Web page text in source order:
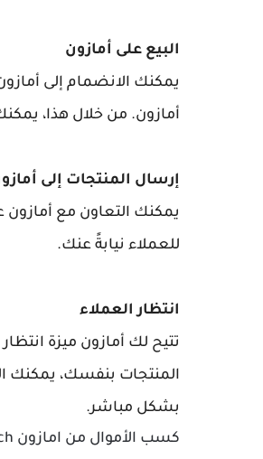
البيع على أمازون
يمكنك الانضمام إلى
أمازون. من خلال هذا، يمكنك ربح ما
إرسال المنتجات إلى
يمكنك التعاون مع أمازون
للعملاء نيابةً عنك.
انتظار العملاء
تتيح لك أمازون ميزة
بشكل مباشر.
كسب الأموال من امازون Merch